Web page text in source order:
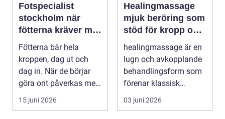
Fotspecialist
stockholm när
fötterna kräver mer
än vanliga sulor
Fötterna bär hela
kroppen, dag ut och
dag in. När de börjar
göra ont påverkas mer
15 juni 2026
Healingmassage
mjuk beröring som
stöd för kropp och
själ
healingmassage är en
lugn och avkopplande
behandlingsform som
förenar klassisk
massage med
energibas...
03 juni 2026